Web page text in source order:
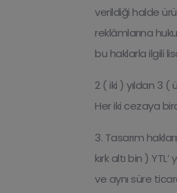
verildiği halde
reklâmlarına
bu haklarla ilgili
2 ( iki ) yıldan 3 (
Her iki cezaya
3. Tasarım
kırk altı bin )
ve aynı süre